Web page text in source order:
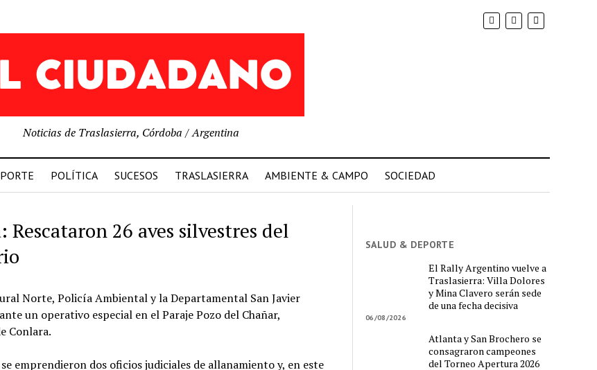
Noticias de Traslasierra, Córdoba / Argentina
POLÍTICA SUCESOS TRASLASIERRA AMBIENTE & CAMPO SOCIEDAD
Rescataron 26 aves silvestres del
Norte, Policía Ambiental y la Departamental San Javier
un operativo especial en el Paraje Pozo del Chañar,
Conlara.
emprendieron dos oficios judiciales de allanamiento y, en este
SALUD & DEPORTE
El Rally Argentino vuelve a
Traslasierra: Villa Dolores
y Mina Clavero serán sede
de una fecha decisiva
06/08/2026
Atlanta y San Brochero se
consagraron campeones
del Torneo Apertura 2026